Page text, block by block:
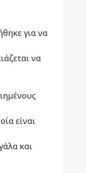
για να
να
είναι
και